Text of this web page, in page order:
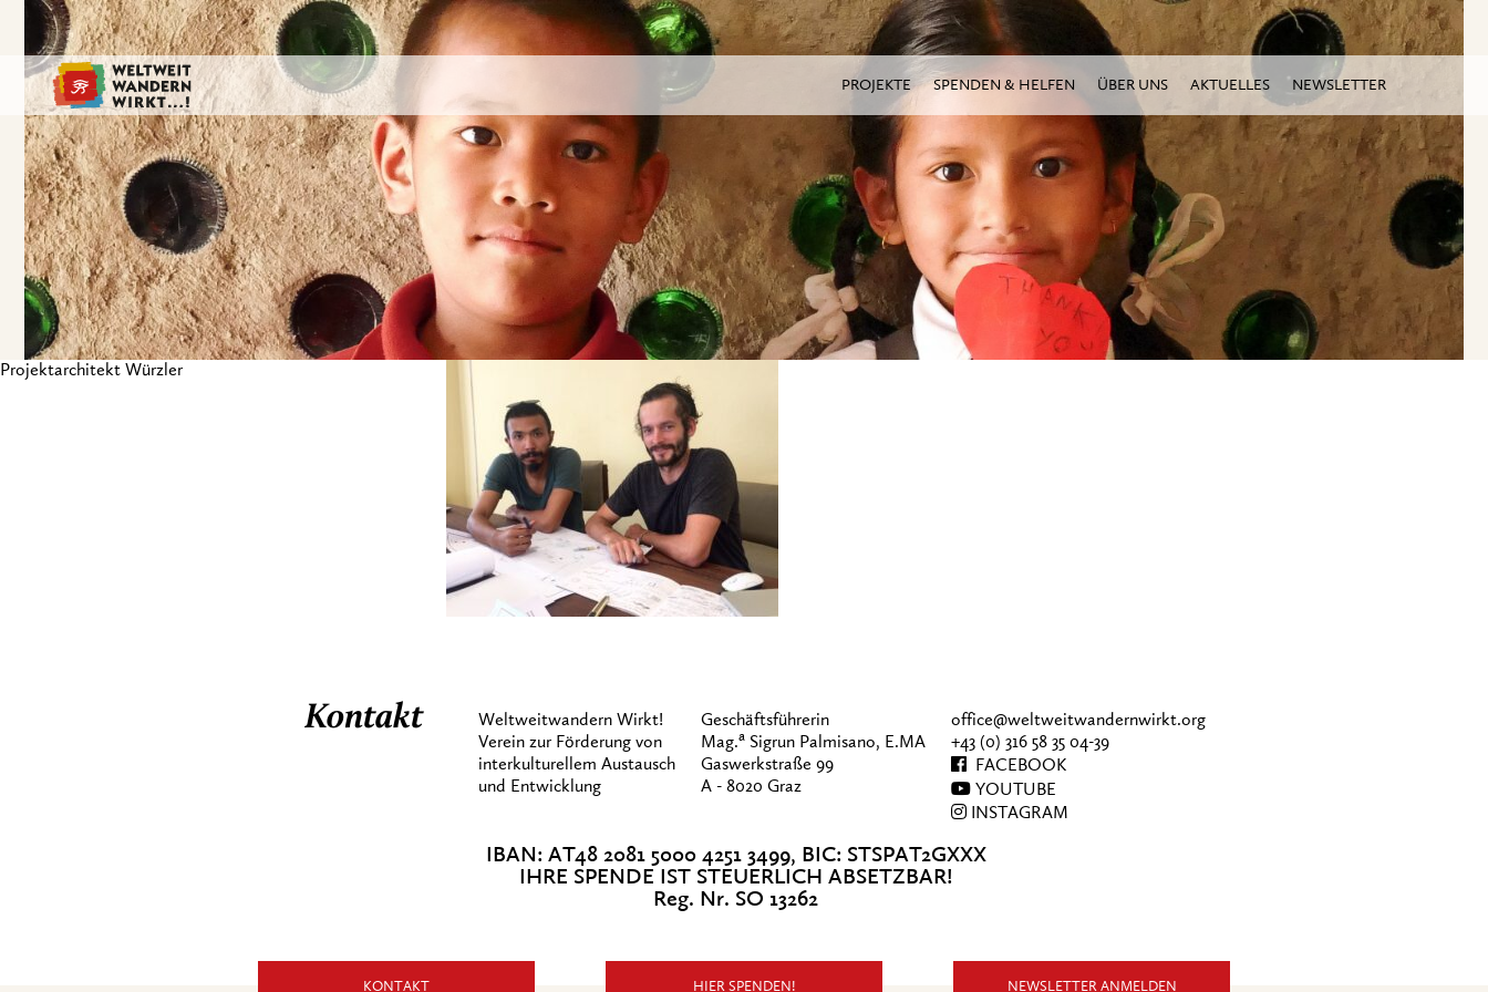
PROJEKTE SPENDEN & HELFEN ÜBER UNS AKTUELLES NEWSLETTER
Projektarchitekt Würzler
Kontakt
Weltweitwandern Wirkt!
Verein zur Förderung von
interkulturellem Austausch
und Entwicklung
Geschäftsführerin
Mag.a Sigrun Palmisano, E.MA
Gaswerkstraße 99
A - 8020 Graz
office@weltweitwandernwirkt.org
+43 (0) 316 58 35 04-39
FACEBOOK
YOUTUBE
INSTAGRAM
IBAN: AT48 2081 5000 4251 3499, BIC: STSPAT2GXXX
IHRE SPENDE IST STEUERLICH ABSETZBAR!
Reg. Nr. SO 13262
KONTAKT HIER SPENDEN! NEWSLETTER ANMELDEN